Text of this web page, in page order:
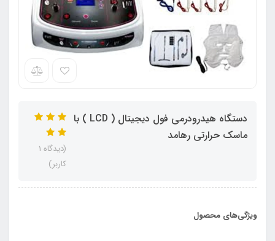
دستگاه هیدرودرمی فول دیجیتال ( LCD ) با
ماسک حرارتی رهامد
(دیدگاه 1
کاربر)
ویژگی‌های محصول